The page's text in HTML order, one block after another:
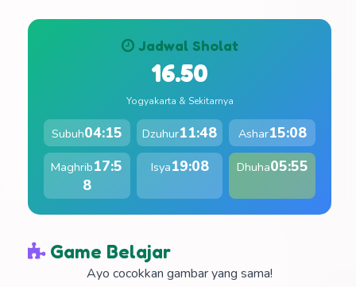
Jadwal Sholat
16.50
Yogyakarta & Sekitarnya
Subuh04:15 Dzuhur11:48 Ashar15:08
Maghrib17:5
8
Isya19:08 Dhuha05:55
Game Belajar
Ayo cocokkan gambar yang sama!